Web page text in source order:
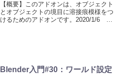
【概要】このアドオンは、オブジェクト
とオブジェクトの境目に溶接痕模様をつ
けるためのアドオンです。2020/1/6 バ
Blender入門#30：ワールド設定